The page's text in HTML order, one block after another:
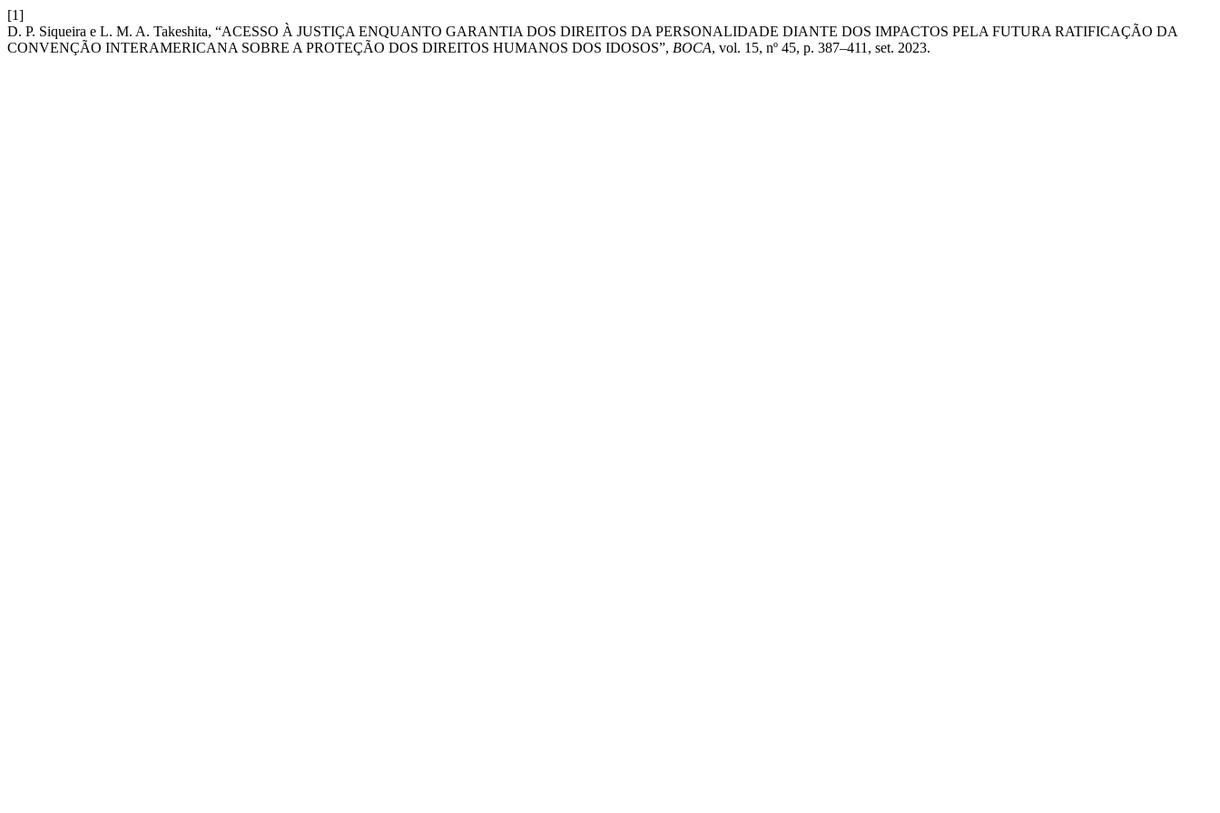
[1]
D. P. Siqueira e L. M. A. Takeshita, “ACESSO À JUSTIÇA ENQUANTO GARANTIA DOS DIREITOS DA PERSONALIDADE DIANTE DOS IMPACTOS PELA FUTURA RATIFICAÇÃO DA
CONVENÇÃO INTERAMERICANA SOBRE A PROTEÇÃO DOS DIREITOS HUMANOS DOS IDOSOS”, BOCA, vol. 15, nº 45, p. 387–411, set. 2023.